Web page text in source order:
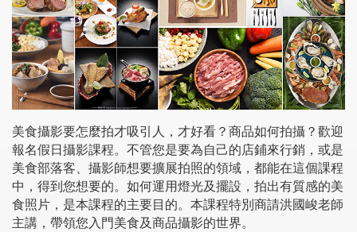
美食攝影要怎麼拍才吸引人，才好看？商品如何拍攝？歡迎
報名假日攝影課程。不管您是要為自己的店鋪來行銷，或是
美食部落客、攝影師想要擴展拍照的領域，都能在這個課程
中，得到您想要的。如何運用燈光及擺設，拍出有質感的美
食照片，是本課程的主要目的。本課程特別商請洪國峻老師
主講，帶領您入門美食及商品攝影的世界。